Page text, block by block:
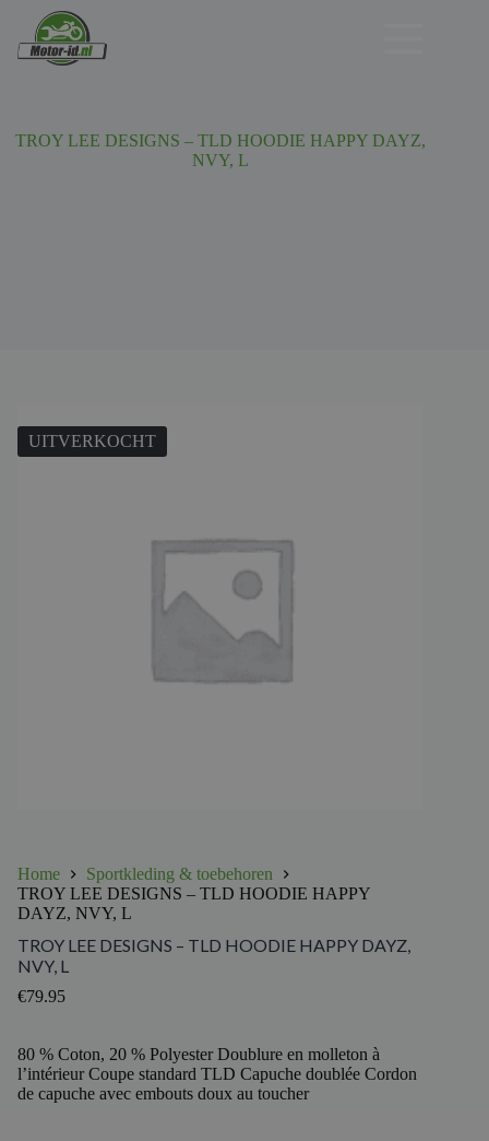
TROY LEE DESIGNS – TLD HOODIE HAPPY DAYZ,
NVY, L
UITVERKOCHT
Home
Sportkleding & toebehoren
TROY LEE DESIGNS – TLD HOODIE HAPPY
DAYZ, NVY, L
TROY LEE DESIGNS – TLD HOODIE HAPPY DAYZ,
NVY, L
€79.95
80 % Coton, 20 % Polyester Doublure en molleton à
l’intérieur Coupe standard TLD Capuche doublée Cordon
de capuche avec embouts doux au toucher